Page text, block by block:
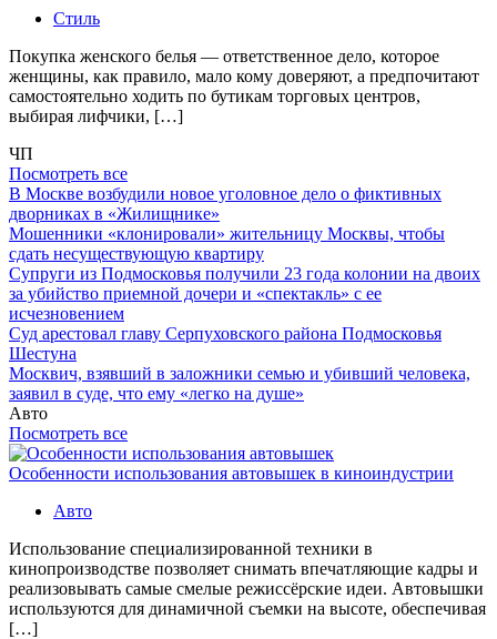
Стиль
Покупка женского белья — ответственное дело, которое
женщины, как правило, мало кому доверяют, а предпочитают
самостоятельно ходить по бутикам торговых центров,
выбирая лифчики, […]
ЧП
Посмотреть все
В Москве возбудили новое уголовное дело о фиктивных
дворниках в «Жилищнике»
Мошенники «клонировали» жительницу Москвы, чтобы
сдать несуществующую квартиру
Супруги из Подмосковья получили 23 года колонии на двоих
за убийство приемной дочери и «спектакль» с ее
исчезновением
Суд арестовал главу Серпуховского района Подмосковья
Шестуна
Москвич, взявший в заложники семью и убивший человека,
заявил в суде, что ему «легко на душе»
Авто
Посмотреть все
Особенности использования автовышек в киноиндустрии
Авто
Использование специализированной техники в
кинопроизводстве позволяет снимать впечатляющие кадры и
реализовывать самые смелые режиссёрские идеи. Автовышки
используются для динамичной съемки на высоте, обеспечивая
[…]